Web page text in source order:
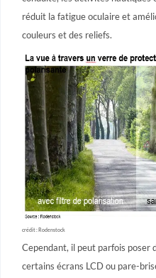
réduit la fatigue oculaire et
couleurs et des reliefs.
crédit : Rodenstock
Cependant, il peut parfois poser
certains écrans LCD ou pare-